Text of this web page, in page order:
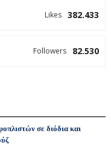
382.433
Likes
82.530
Followers
σε διόδια και